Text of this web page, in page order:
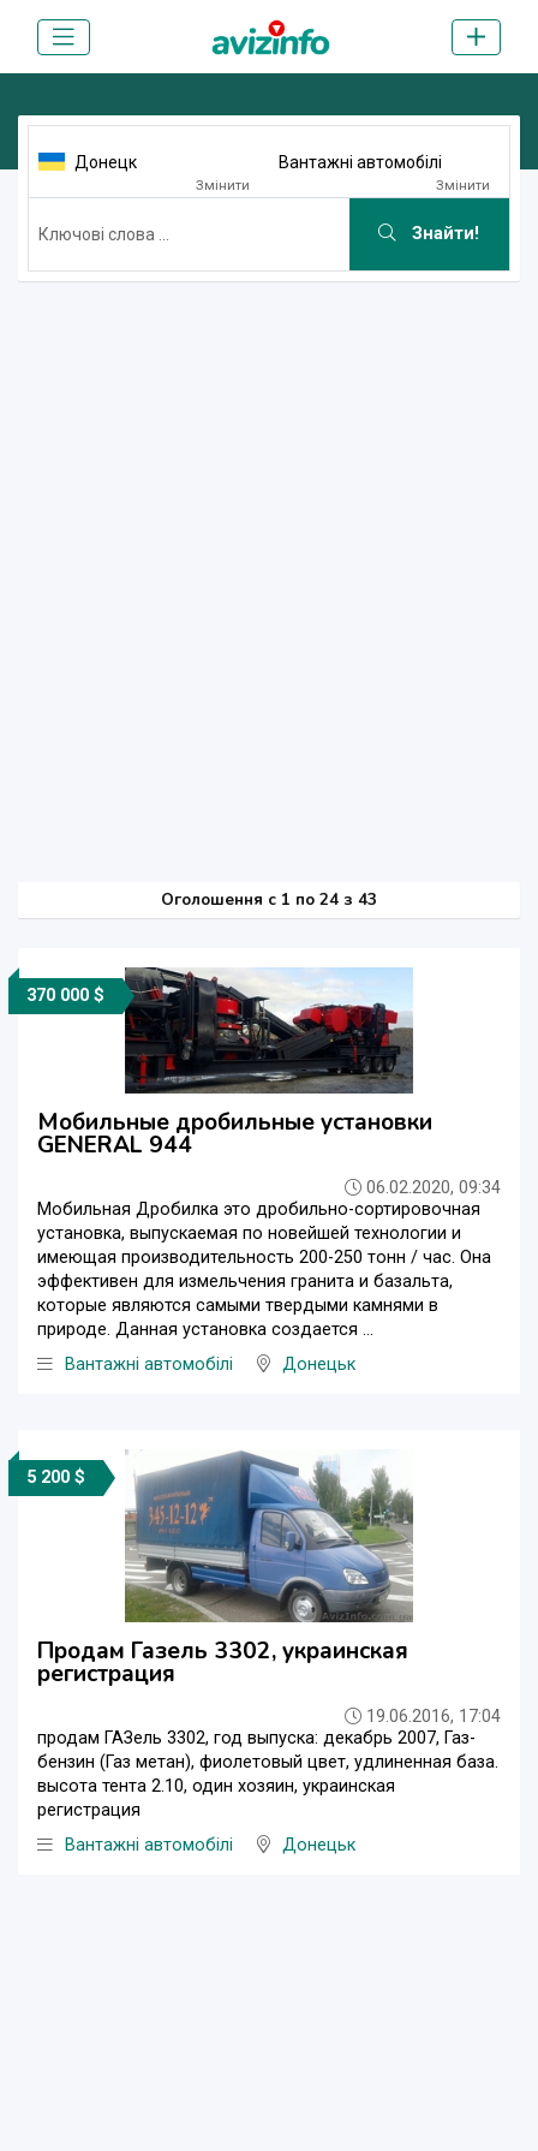
Донецк
Змінити
Вантажні автомобілі
Змінити
Знайти!
Оголошення c 1 по 24 з 43
370 000 $
Мобильные дробильные установки
GENERAL 944
06.02.2020, 09:34
Мобильная Дробилка это дробильно-сортировочная
установка, выпускаемая по новейшей технологии и
имеющая производительность 200-250 тонн / час. Она
эффективен для измельчения гранита и базальта,
которые являются самыми твердыми камнями в
природе. Данная установка создается ...
Вантажні автомобілі
Донецьк
5 200 $
Продам Газель 3302, украинская
регистрация
19.06.2016, 17:04
продам ГАЗель 3302, год выпуска: декабрь 2007, Газ-
бензин (Газ метан), фиолетовый цвет, удлиненная база.
высота тента 2.10, один хозяин, украинская
регистрация
Вантажні автомобілі
Донецьк